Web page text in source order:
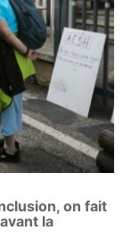
on fait
la